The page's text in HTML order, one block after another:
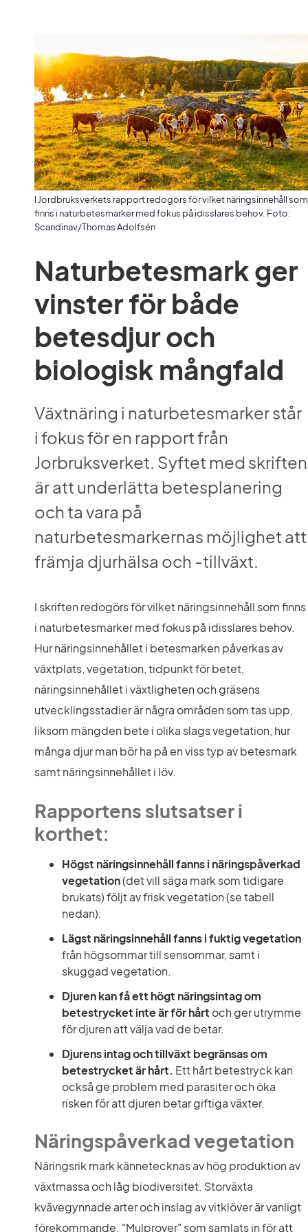
I Jordbruksverkets rapport redogörs för vilket näringsinnehåll som
finns i naturbetesmarker med fokus på idisslares behov. Foto:
Scandinav/Thomas Adolfsén
Naturbetesmark ger
vinster för både
betesdjur och
biologisk mångfald
Växtnäring i naturbetesmarker står
i fokus för en rapport från
Jorbruksverket. Syftet med skriften
är att underlätta betesplanering
och ta vara på
naturbetesmarkernas möjlighet att
främja djurhälsa och -tillväxt.
I skriften redogörs för vilket näringsinnehåll som finns
i naturbetesmarker med fokus på idisslares behov.
Hur näringsinnehållet i betesmarken påverkas av
växtplats, vegetation, tidpunkt för betet,
näringsinnehållet i växtligheten och gräsens
utvecklingsstadier är några områden som tas upp,
liksom mängden bete i olika slags vegetation, hur
många djur man bör ha på en viss typ av betesmark
samt näringsinnehållet i löv.
Rapportens slutsatser i
korthet:
Högst näringsinnehållfanns i näringspåverkad
vegetation (det vill säga mark som tidigare
brukats) följt av frisk vegetation (se tabell
nedan).
Lägst näringsinnehåll fanns i fuktig vegetation
från högsommar till sensommar, samt i
skuggad vegetation.
Djuren kan få ett högt näringsintag om
betestrycket inte är för hårt och ger utrymme
för djuren att välja vad de betar.
Djurens intag och tillväxt begränsas om
betestrycket är hårt. Ett hårt betestryck kan
också ge problem med parasiter och öka
risken för att djuren betar giftiga växter.
Näringspåverkad vegetation
Näringsrik mark kännetecknas av hög produktion av
växtmassa och låg biodiversitet. Storväxta
kvävegynnade arter och inslag av vitklöver är vanligt
förekommande. "Mulprover" som samlats in för att